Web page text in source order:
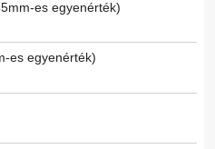
es egyenérték)
es egyenérték)